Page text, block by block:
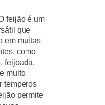
feijão é um
que
em muitas
como
feijoada,
muito
temperos
permite